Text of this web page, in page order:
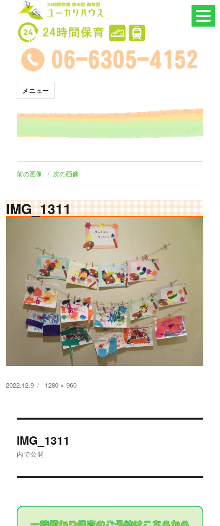
24時間託児所 ユーカリハウス
メニュー
前の画像 次の画像
IMG_1311
投
2022.12.9
フ
1280 × 960
稿
ゲ
IMG_1311
内で公開